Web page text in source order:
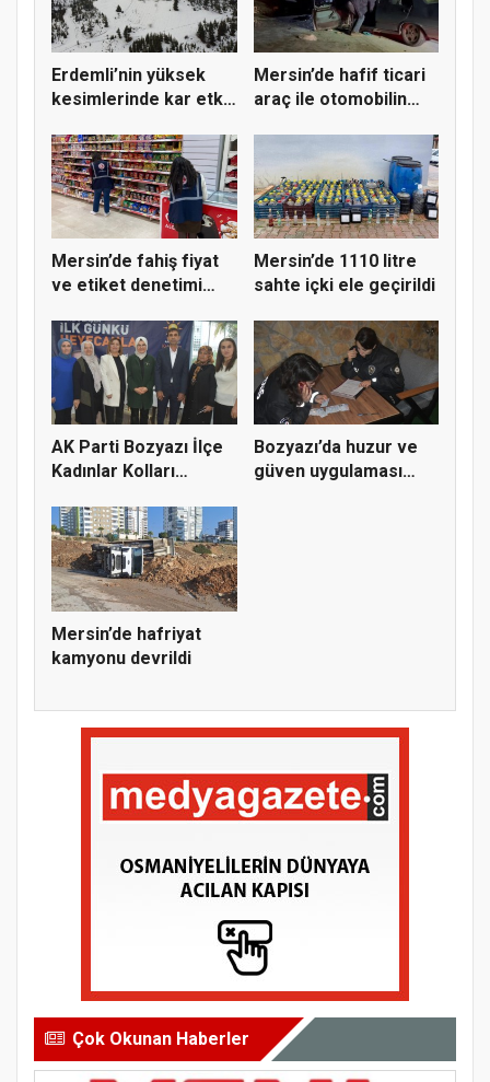
Erdemli’nin yüksek
kesimlerinde kar etkili
Mersin’de hafif ticari
araç ile otomobilin
Mersin’de fahiş fiyat
ve etiket denetimi
Mersin’de 1110 litre
sahte içki ele geçirildi
AK Parti Bozyazı İlçe
Kadınlar Kolları
Bozyazı’da huzur ve
güven uygulaması
Mersin’de hafriyat
kamyonu devrildi
Çok Okunan Haberler